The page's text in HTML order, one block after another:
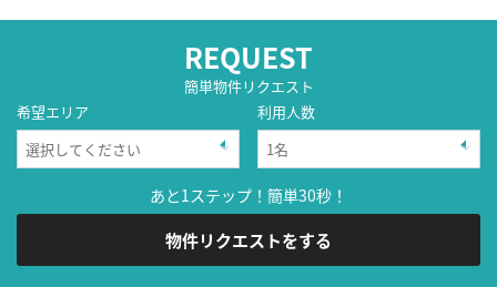
REQUEST
簡単物件リクエスト
希望エリア
利用人数
あと1ステップ！簡単30秒！
物件リクエストをする